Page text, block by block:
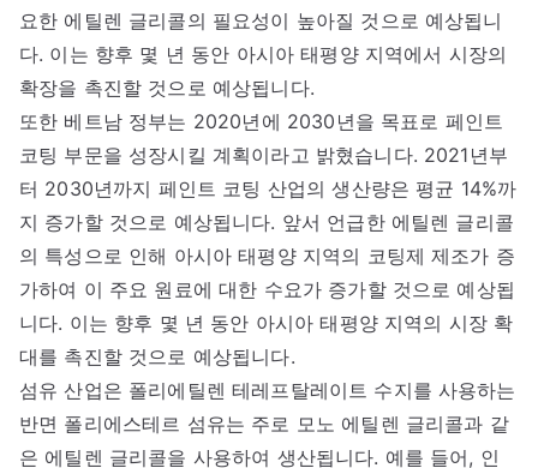
요한 에틸렌 글리콜의 필요성이 높아질 것으로 예상됩니
다. 이는 향후 몇 년 동안 아시아 태평양 지역에서 시장의
확장을 촉진할 것으로 예상됩니다.
또한 베트남 정부는 2020년에 2030년을 목표로 페인트
코팅 부문을 성장시킬 계획이라고 밝혔습니다. 2021년부
터 2030년까지 페인트 코팅 산업의 생산량은 평균 14%까
지 증가할 것으로 예상됩니다. 앞서 언급한 에틸렌 글리콜
의 특성으로 인해 아시아 태평양 지역의 코팅제 제조가 증
가하여 이 주요 원료에 대한 수요가 증가할 것으로 예상됩
니다. 이는 향후 몇 년 동안 아시아 태평양 지역의 시장 확
대를 촉진할 것으로 예상됩니다.
섬유 산업은 폴리에틸렌 테레프탈레이트 수지를 사용하는
반면 폴리에스테르 섬유는 주로 모노 에틸렌 글리콜과 같
은 에틸렌 글리콜을 사용하여 생산됩니다. 예를 들어, 인